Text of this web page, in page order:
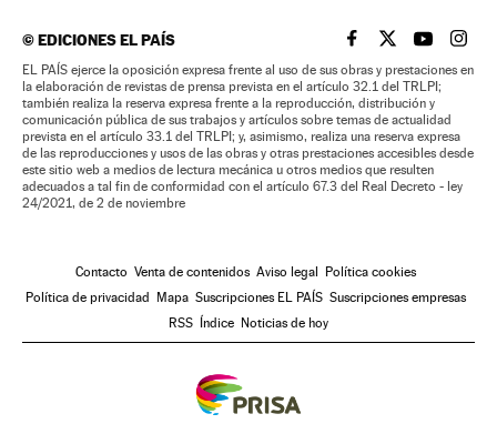
©EDICIONES EL PAÍS EL PAÍS BRASIL EN
EL PAÍSEL PAÍS
EL
EL PAÍS ejerce la oposición expresa frente al uso de sus obras y prestaciones en
la elaboración de revistas de prensa prevista en el artículo 32.1 del TRLPI;
también realiza la reserva expresa frente a la reproducción, distribución y
comunicación pública de sus trabajos y artículos sobre temas de actualidad
prevista en el artículo 33.1 del TRLPI; y, asimismo, realiza una reserva expresa
de las reproducciones y usos de las obras y otras prestaciones accesibles desde
este sitio web a medios de lectura mecánica u otros medios que resulten
adecuados a tal fin de conformidad con el artículo 67.3 del Real Decreto - ley
24/2021, de 2 de noviembre
Contacto Venta de contenidos Aviso legal
Política cookies
Política de privacidad
Mapa Suscripciones EL PAÍS Suscripciones empresas
RSS
Índice Noticias de hoy